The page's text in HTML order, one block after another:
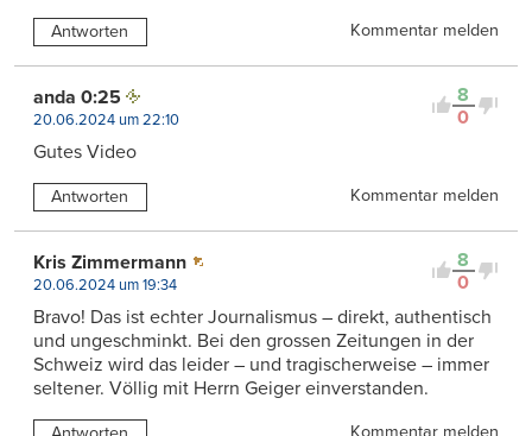
Antworten Kommentar melden
8
0
anda 0:25
20.06.2024 um 22:10
Gutes Video
Antworten Kommentar melden
8
0
Kris Zimmermann
20.06.2024 um 19:34
Bravo! Das ist echter Journalismus – direkt, authentisch
und ungeschminkt. Bei den grossen Zeitungen in der
Schweiz wird das leider – und tragischerweise – immer
seltener. Völlig mit Herrn Geiger einverstanden.
Kommentar melden